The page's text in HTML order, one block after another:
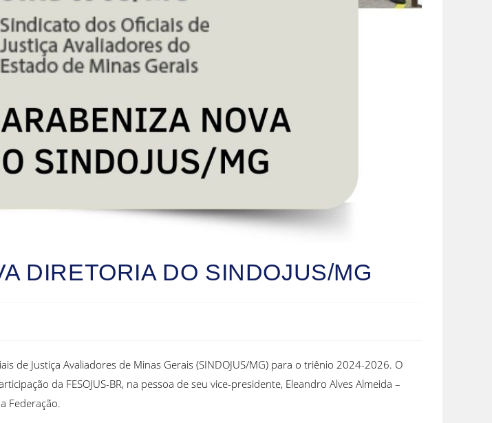
DIRETORIA DO SINDOJUS/MG
de Justiça Avaliadores de Minas Gerais (SINDOJUS/MG) para o triênio 2024-2026. O
da FESOJUS-BR, na pessoa de seu vice-presidente, Eleandro Alves Almeida –
Federação.